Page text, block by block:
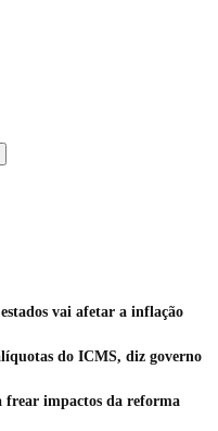
vai afetar a inflação
do ICMS, diz governo
frear impactos da reforma